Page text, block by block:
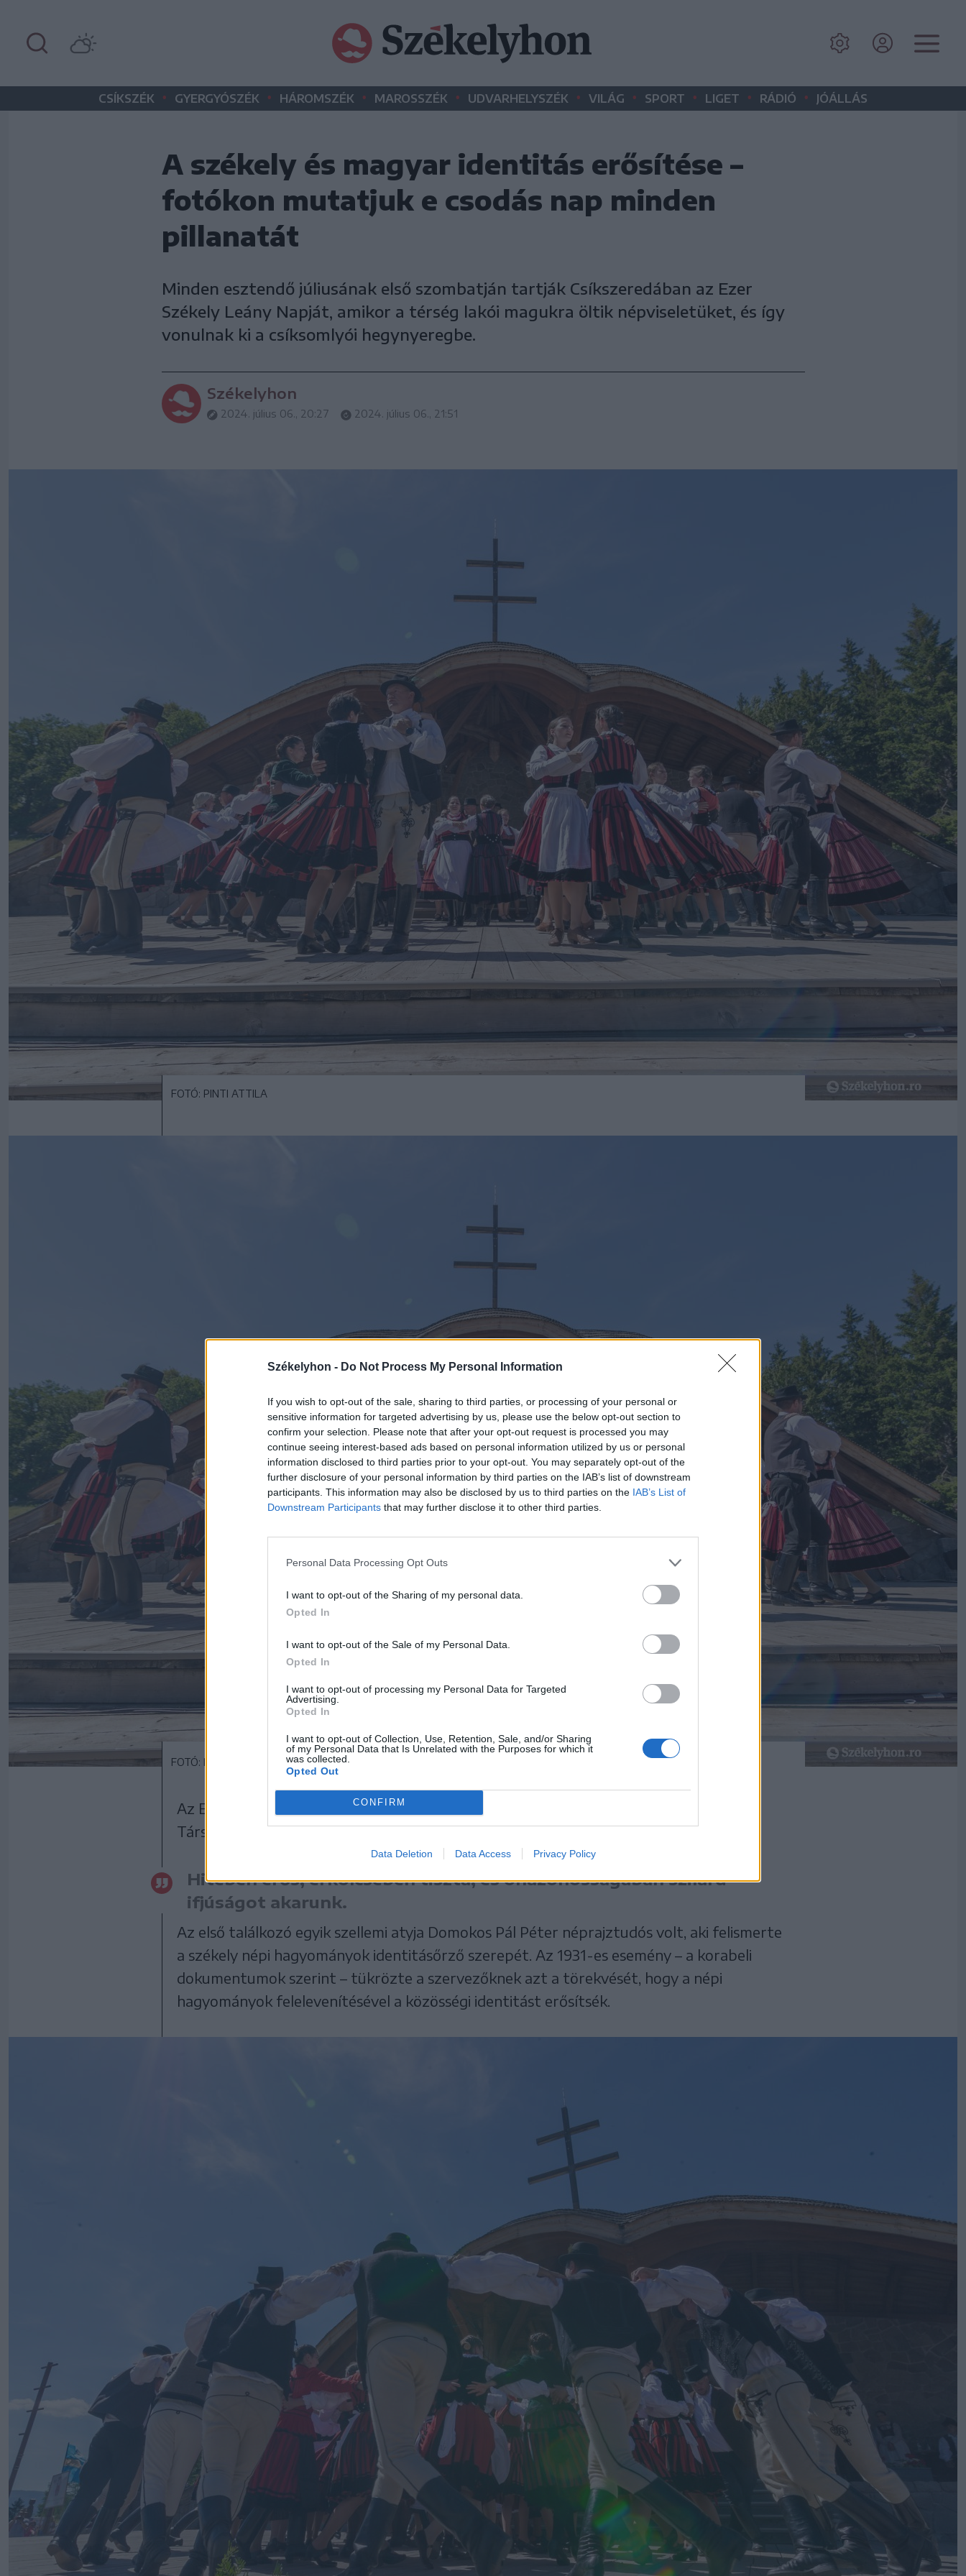
Székelyhon - Do Not Process My Personal Information
If you wish to opt-out of the sale, sharing to third parties, or processing of your personal or
sensitive information for targeted advertising by us, please use the below opt-out section to
confirm your selection. Please note that after your opt-out request is processed you may
continue seeing interest-based ads based on personal information utilized by us or personal
information disclosed to third parties prior to your opt-out. You may separately opt-out of the
further disclosure of your personal information by third parties on the IAB’s list of downstream
participants. This information may also be disclosed by us to third parties on the IAB’s List of
Downstream Participants that may further disclose it to other third parties.
Personal Data Processing Opt Outs
I want to opt-out of the Sharing of my personal data.
Opted In
I want to opt-out of the Sale of my Personal Data.
Opted In
I want to opt-out of processing my Personal Data for Targeted
Advertising.
Opted In
I want to opt-out of Collection, Use, Retention, Sale, and/or Sharing
of my Personal Data that Is Unrelated with the Purposes for which it
was collected.
Opted Out
CONFIRM
Data Deletion Data Access Privacy Policy
CSÍKSZÉK • GYERGYÓSZÉK • HÁROMSZÉK • MAROSSZÉK • UDVARHELYSZÉK • VILÁG • SPORT • LIGET • RÁDIÓ • JÓÁLLÁS
A székely és magyar identitás erősítése –
fotókon mutatjuk e csodás nap minden
pillanatát
Minden esztendő júliusának első szombatján tartják Csíkszeredában az Ezer
Székely Leány Napját, amikor a térség lakói magukra öltik népviseletüket, és így
vonulnak ki a csíksomlyói hegynyeregbe.
Székelyhon
2024. július 06., 20:27 2024. július 06., 21:51
FOTÓ: PINTI ATTILA
FOTÓ: PINTI ATTILA
Az Ezer Székely Leány Napját először 1931-ben szervezte meg a Szociális Testvérek
Társasága, a találkozó jelmondatául ezt választották:
Hitében erős, erkölcsében tiszta, és önazonosságában szilárd
ifjúságot akarunk.
Az első találkozó egyik szellemi atyja Domokos Pál Péter néprajztudós volt, aki felismerte
a székely népi hagyományok identitásőrző szerepét. Az 1931-es esemény – a korabeli
dokumentumok szerint – tükrözte a szervezőknek azt a törekvését, hogy a népi
hagyományok felelevenítésével a közösségi identitást erősítsék.